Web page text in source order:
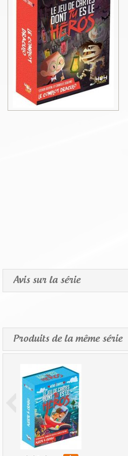
Avis sur la série
Produits de la même série